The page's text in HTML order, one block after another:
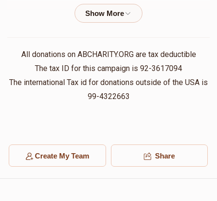
1 year ago $1,000.00
He did so much for me . Now it's payback time
אברהם שלמה האלפערט, יודל וויינבערגער,
All donations on ABCHARITY.ORG are tax deductible
The tax ID for this campaign is 92-3617094
The international Tax id for donations outside of the USA is
99-4322663
Create My Team Share